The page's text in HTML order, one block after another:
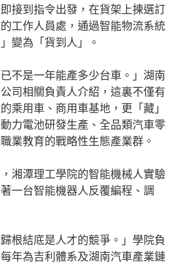
接到指令出發，在貨架上揀選訂
工作人員處，通過智能物流系統
變為「貨到人」。
已不是一年能產多少台車。」湖南
司相關負責人介紹，這裏不僅有
乘用車、商用車基地，更「藏」
力電池研發生產、全品類汽車零
業教育的戰略性生態產業群。
湘潭理工學院的智能機械人實驗
一台智能機器人反覆編程、調
根結底是人才的競爭。」學院負
年為吉利體系及湖南汽車產業鏈